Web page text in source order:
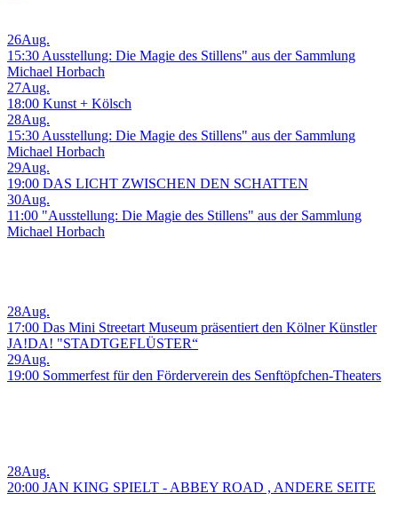
26Aug.
15:30 Ausstellung: Die Magie des Stillens" aus der Sammlung
Michael Horbach
27Aug.
18:00 Kunst + Kölsch
28Aug.
15:30 Ausstellung: Die Magie des Stillens" aus der Sammlung
Michael Horbach
29Aug.
19:00 DAS LICHT ZWISCHEN DEN SCHATTEN
30Aug.
11:00 "Ausstellung: Die Magie des Stillens" aus der Sammlung
Michael Horbach
28Aug.
17:00 Das Mini Streetart Museum präsentiert den Kölner Künstler
JA!DA! "STADTGEFLÜSTER“
29Aug.
19:00 Sommerfest für den Förderverein des Senftöpfchen-Theaters
28Aug.
20:00 JAN KING SPIELT - ABBEY ROAD , ANDERE SEITE